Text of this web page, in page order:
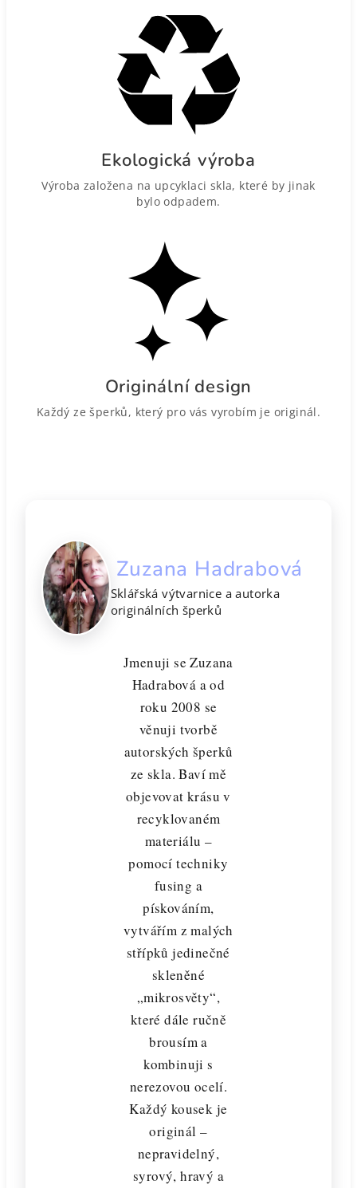
Ekologická výroba
Výroba založena na upcyklaci skla, které by jinak
bylo odpadem.
Originální design
Každý ze šperků, který pro vás vyrobím je originál.
Zuzana Hadrabová
Sklářská výtvarnice a autorka
originálních šperků
Jmenuji se Zuzana
Hadrabová a od
roku 2008 se
věnuji tvorbě
autorských šperků
ze skla. Baví mě
objevovat krásu v
recyklovaném
materiálu –
pomocí techniky
fusing a
pískováním,
vytvářím z malých
střípků jedinečné
skleněné
„mikrosvěty“,
které dále ručně
brousím a
kombinuji s
nerezovou ocelí.
Každý kousek je
originál –
nepravidelný,
syrový, hravý a